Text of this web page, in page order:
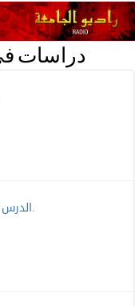
(دراسات
الدرس 9 دراسة أحديث من كتاب: فضائل القرآن (2).